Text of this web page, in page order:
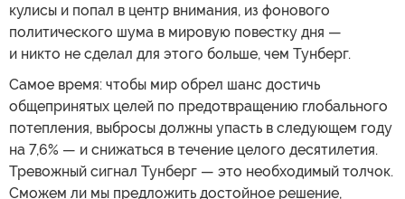
кулисы и попал в центр внимания, из фонового
политического шума в мировую повестку дня —
и никто не сделал для этого больше, чем Тунберг.
Самое время: чтобы мир обрел шанс достичь
общепринятых целей по предотвращению глобального
потепления, выбросы должны упасть в следующем году
на 7,6% — и снижаться в течение целого десятилетия.
Тревожный сигнал Тунберг — это необходимый толчок.
Сможем ли мы предложить достойное решение,